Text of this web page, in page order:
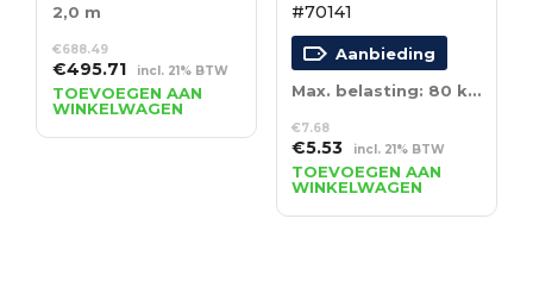
2,0 m
€688.49
Oorspronkelijke
prijs
was:
€688.49.
€495.71Huidige
prijs
is:
€495.71.
incl. 21% BTW
TOEVOEGEN AAN
WINKELWAGEN
#70141
Aanbieding
Max. belasting: 80 kg – 75 cm – zilver
€7.68
Oorspronkelijke
prijs
was:
€7.68.
€5.53Huidige
prijs
is:
€5.53.
incl. 21% BTW
TOEVOEGEN AAN
WINKELWAGEN